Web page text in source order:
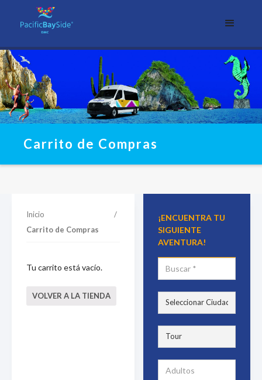
Carrito de Compras
Inicio
/
Carrito de Compras
Tu carrito está vacío.
VOLVER A LA TIENDA
¡ENCUENTRA TU
SIGUIENTE
AVENTURA!